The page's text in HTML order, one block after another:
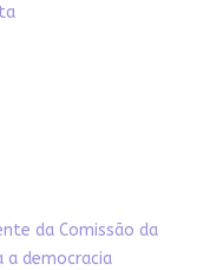
da Comissão da
democracia